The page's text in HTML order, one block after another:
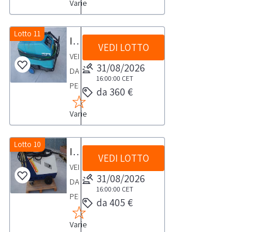
a
volt
Iteco
Varie
Lotto 11
Idropulitrice professionale Jambo
VENDITA
DA
PERSONA
FISICAIdropulitrice
professionale
atm
colore
azzurro
con
accessori
Varie
VEDI LOTTO
31/08/2026
16:00:00 CET
da 360 €
Lotto 10
Idropulitrice
VENDITA
DA
PERSONA
FISICAIdropulitrice
potenza
Varie
VEDI LOTTO
31/08/2026
16:00:00 CET
da 405 €